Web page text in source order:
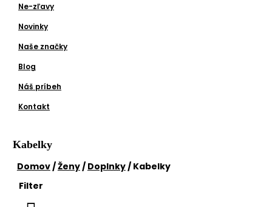
Ne-zľavy
Novinky
Naše značky
Blog
Náš príbeh
Kontakt
Kabelky
Domov/Ženy/ Doplnky/ Kabelky
Filter